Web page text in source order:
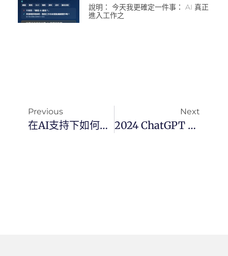
說明： 今天我更確定一件事： AI 真正
進入工作之
Previous
在AI支持下如何掌握自己的命運
Next
2024 ChatGPT 分享連結全攻略：一鍵傳送對話，提升協作效率與隱私設定完全指南